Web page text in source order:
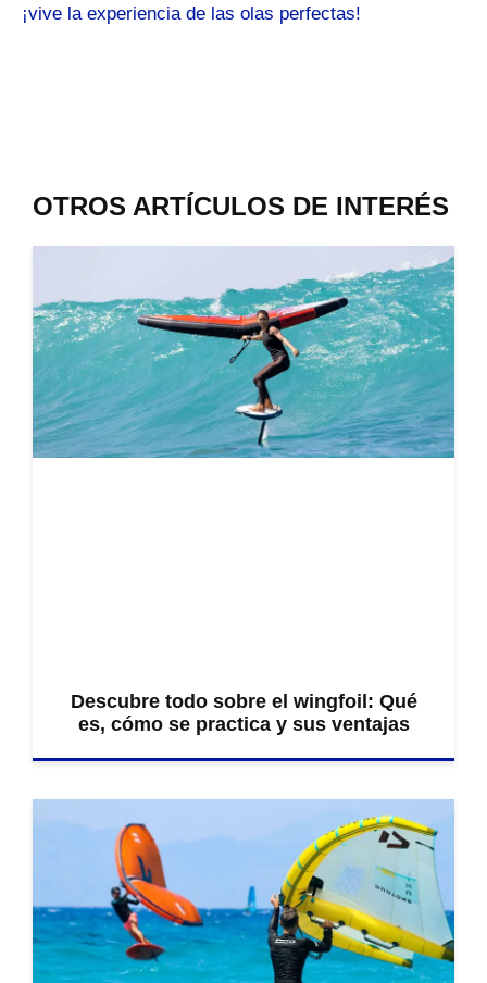
¡vive la experiencia de las olas perfectas!
OTROS ARTÍCULOS DE INTERÉS
Descubre todo sobre el wingfoil: Qué
es, cómo se practica y sus ventajas